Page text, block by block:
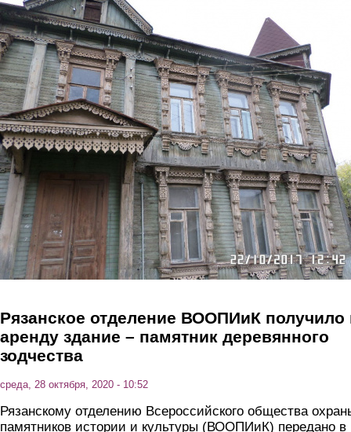
Перейти к основному содержанию
Рязанское отделение ВООПИиК получило
аренду здание – памятник деревянного
зодчества
среда, 28 октября, 2020 - 10:52
Рязанскому отделению Всероссийского общества
памятников истории и культуры (ВООПИиК) передано в